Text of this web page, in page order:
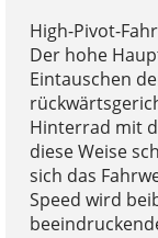
High-Pivot-
Der hohe
Eintauschen
Hinterrad mit
diese Weise
sich das
Speed wird